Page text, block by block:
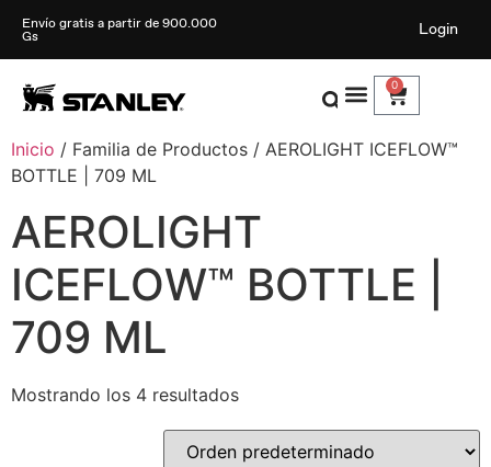
Envío gratis a partir de 900.000
Gs
Login
0
Inicio / Familia de Productos / AEROLIGHT ICEFLOW™
BOTTLE | 709 ML
AEROLIGHT
ICEFLOW™ BOTTLE |
709 ML
Mostrando los 4 resultados